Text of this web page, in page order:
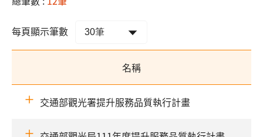
每頁顯示筆數
名稱
交通部觀光署提升服務品質執行計畫